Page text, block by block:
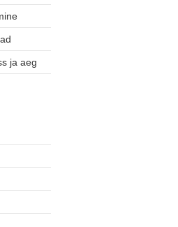
ja aeg